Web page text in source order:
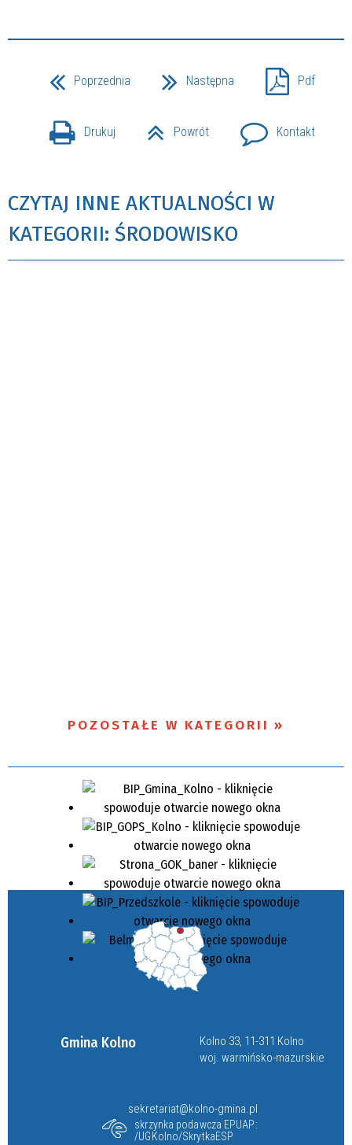
Poprzednia Następna Pdf
Drukuj Powrót Kontakt
CZYTAJ INNE AKTUALNOŚCI W
KATEGORII: ŚRODOWISKO
POZOSTAŁE W KATEGORII
Gmina Kolno
Kolno 33, 11-311 Kolno
woj. warmińsko-mazurskie
sekretariat@kolno-gmina.pl
skrzynka podawcza EPUAP:
/UGKolno/SkrytkaESP